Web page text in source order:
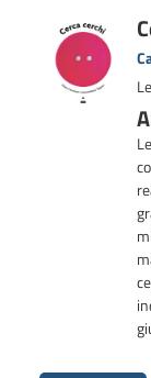
Dettaglio
del